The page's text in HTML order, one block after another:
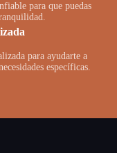
para que puedas
para ayudarte a
específicas.